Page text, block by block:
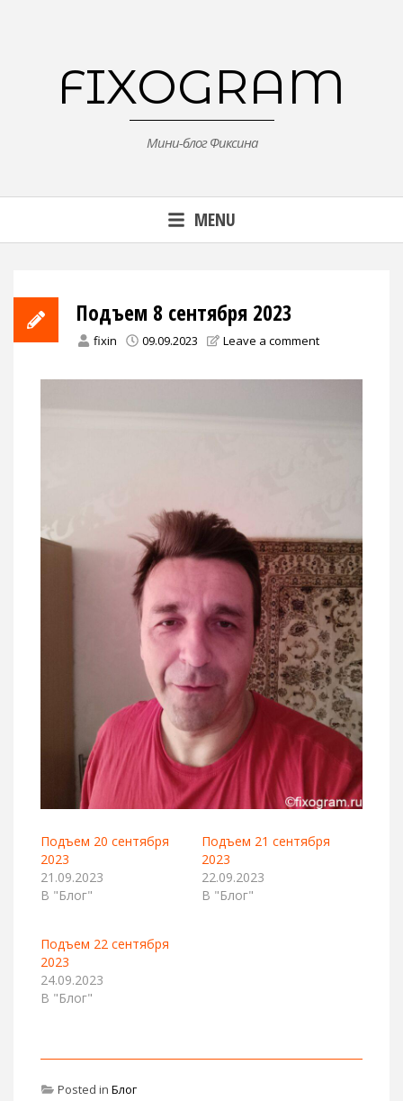
FIXOGRAM
Мини-блог Фиксина
MENU
Подъем 8 сентября 2023
fixin 09.09.2023 Leave a comment
Подъем 20 сентября
2023
21.09.2023
В "Блог"
Подъем 21 сентября
2023
22.09.2023
В "Блог"
Подъем 22 сентября
2023
24.09.2023
В "Блог"
Posted in Блог